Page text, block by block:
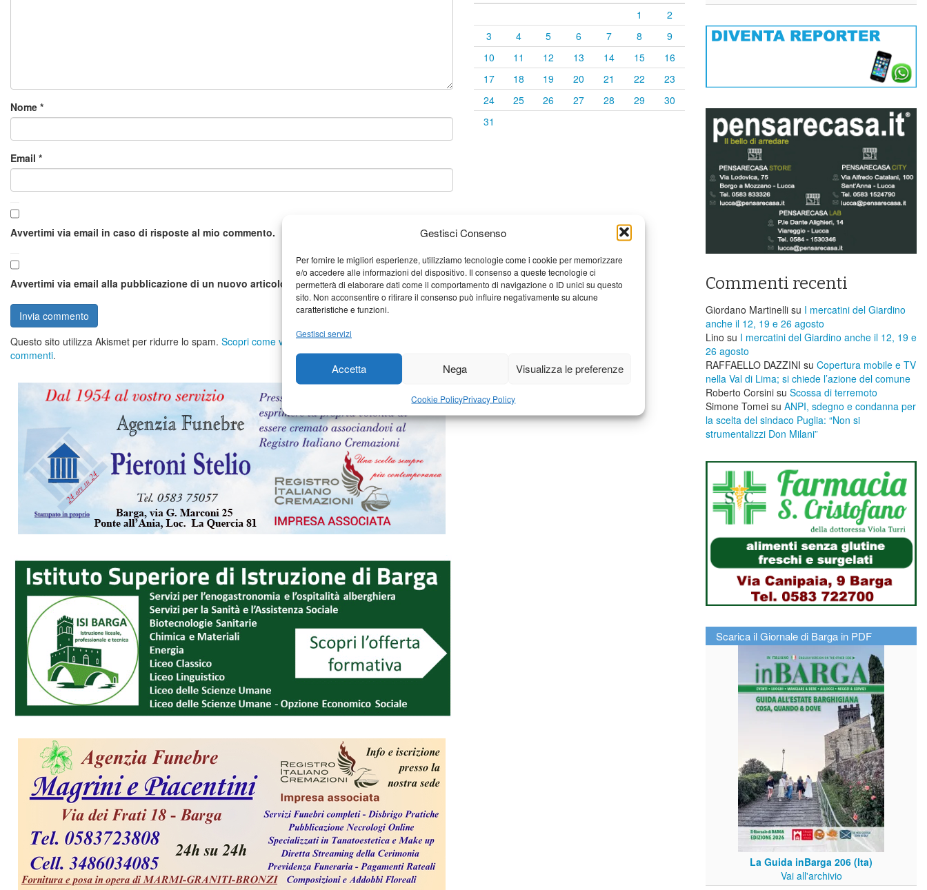
Gestisci Consenso
Per fornire le migliori esperienze, utilizziamo tecnologie come i cookie per memorizzare
e/o accedere alle informazioni del dispositivo. Il consenso a queste tecnologie ci
permetterà di elaborare dati come il comportamento di navigazione o ID unici su questo
sito. Non acconsentire o ritirare il consenso può influire negativamente su alcune
caratteristiche e funzioni.
Gestisci servizi
Accetta Nega Visualizza le preferenze
Cookie PolicyPrivacy Policy
Nome *
Email *
Avvertimi via email in caso di risposte al mio commento.
Avvertimi via email alla pubblicazione di un nuovo articolo.
Questo sito utilizza Akismet per ridurre lo spam. Scopri come vengono elaborati i dati derivati dai
commenti.
1
2
3
4 5 6 7 8
9
10
11 12 13 14 15
16
17
18 19 20 21 22
23
24
25 26 27 28 29
30
31
Commenti recenti
Giordano Martinelli su I mercatini del Giardino
anche il 12, 19 e 26 agosto
Lino su I mercatini del Giardino anche il 12, 19 e
26 agosto
RAFFAELLO DAZZINI su ​Copertura mobile e TV
nella Val di Lima; si chiede l’azione del comune
Roberto Corsini su Scossa di terremoto
Simone Tomei su ANPI, sdegno e condanna per
la scelta del sindaco Puglia: “Non si
strumentalizzi Don Milani”
Scarica il Giornale di Barga in PDF
La Guida inBarga 206 (Ita)
Vai all'archivio